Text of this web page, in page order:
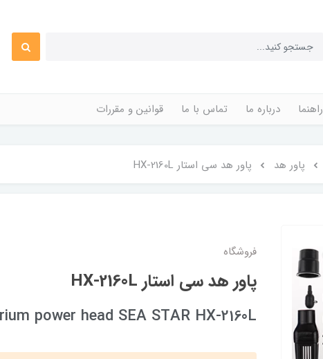
راهنما درباره ما تماس با ما قوانین و مقررات
پاور هد پاور هد سی استار HX-2160L
فروشگاه
پاور هد سی استار HX-2160L
power head SEA STAR HX-2160L